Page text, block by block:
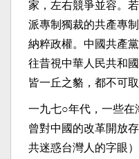
家，左右競爭並容。
派專制獨裁的共產專
納粹政權。中國共產
往昔視中華人民共和
皆一丘之貉，都不可取
一九七○年代，一些在
曾對中國的改革開放
共迷惑台灣人的字眼